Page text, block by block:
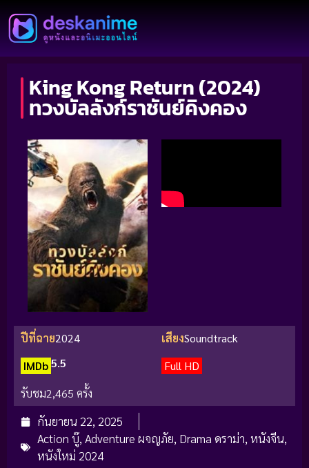
King Kong Return (2024)
ทวงบัลลังก์ราชันย์คิงคอง
ปีที่ฉาย2024 เสียงSoundtrack
IMDb5.5
Full HD
รับชม2,465 ครั้ง
กันยายน 22, 2025
Action บู๊, Adventure ผจญภัย, Drama ดราม่า, หนังจีน,
หนังใหม่ 2024